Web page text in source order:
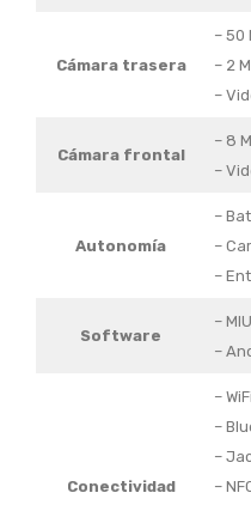
Cámara trasera
– 50
– 2
–
Cámara frontal
– 8
–
Autonomía
–
–
–
Software
–
–
Conectividad
–
–
–
–